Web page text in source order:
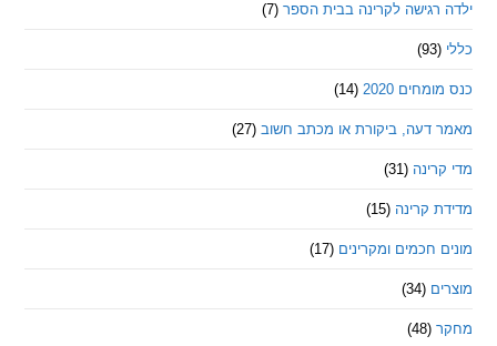
לקרינה בבית הספר (7)
2020
(14)
ביקורת או מכתב חשוב (27)
(31)
קרינה (15)
חכמים ומקרינים (17)